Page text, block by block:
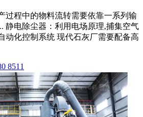
过程中的物料流转需要依靠一系列输
静电除尘器：利用电场原理,捕集空气
动化控制系统 现代石灰厂需要配备高
8511